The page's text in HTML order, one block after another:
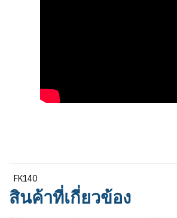
FK140
สินค้าที่เกี่ยวข้อง